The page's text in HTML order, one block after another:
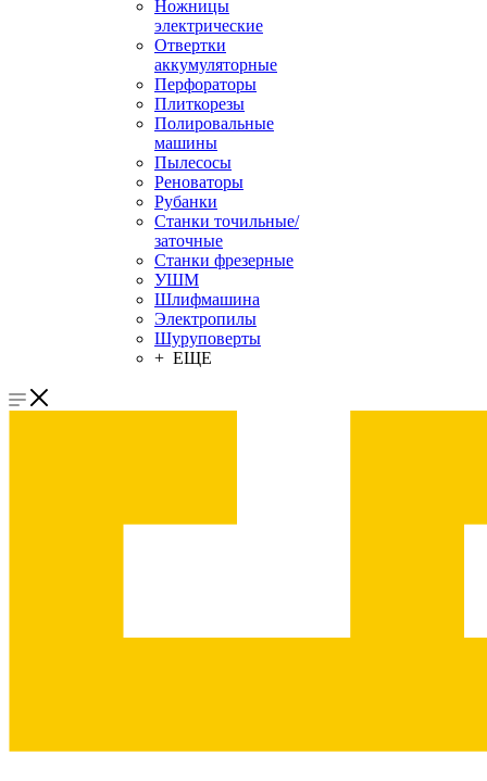
Ножницы
электрические
Отвертки
аккумуляторные
Перфораторы
Плиткорезы
Полировальные
машины
Пылесосы
Реноваторы
Рубанки
Станки точильные/
заточные
Станки фрезерные
УШМ
Шлифмашина
Электропилы
Шуруповерты
+ ЕЩЕ